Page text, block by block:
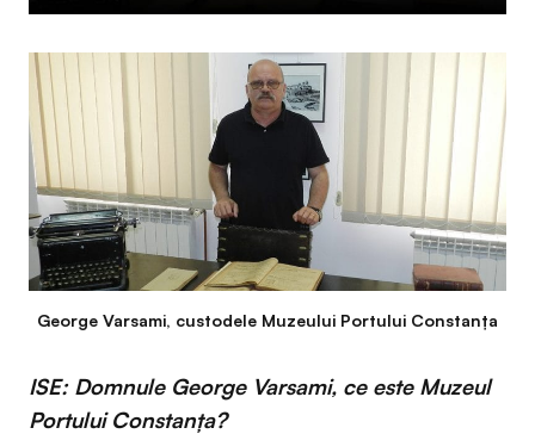
George Varsami, custodele Muzeului Portului Constanța
ISE: Domnule George Varsami, ce este Muzeul
Portului Constanţa?